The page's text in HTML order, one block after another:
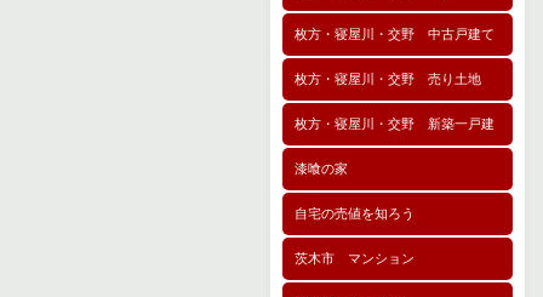
枚方・寝屋川・交野 中古戸建て
枚方・寝屋川・交野 売り土地
枚方・寝屋川・交野 新築一戸建
漆喰の家
自宅の売値を知ろう
茨木市 マンション